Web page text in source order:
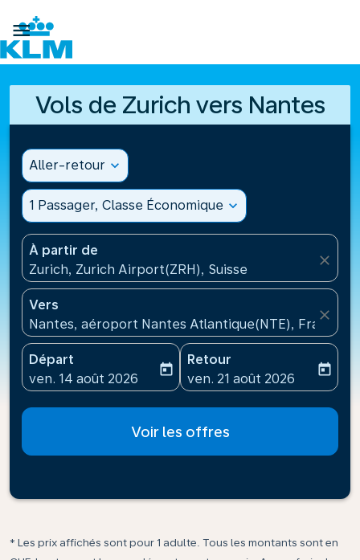

Vols de Zurich vers Nantes
Aller-retour expand_more
1 Passager, Classe Économique expand_more
À partir de
Zurich, Zurich Airport(ZRH), Suisse
close
Vers
Nantes, aéroport Nantes Atlantique(NTE), France
close
Départ
fc-booking-departure-date-aria-label
ven. 14 août 2026
today
Retour
fc-booking-return-date-
ven. 21 août 2026
today
Voir les offres
* Les prix affichés sont pour 1 adulte. Tous les montants sont en